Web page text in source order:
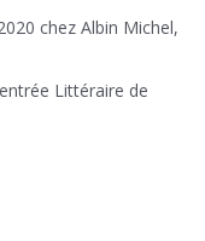
chez Albin Michel,
Littéraire de